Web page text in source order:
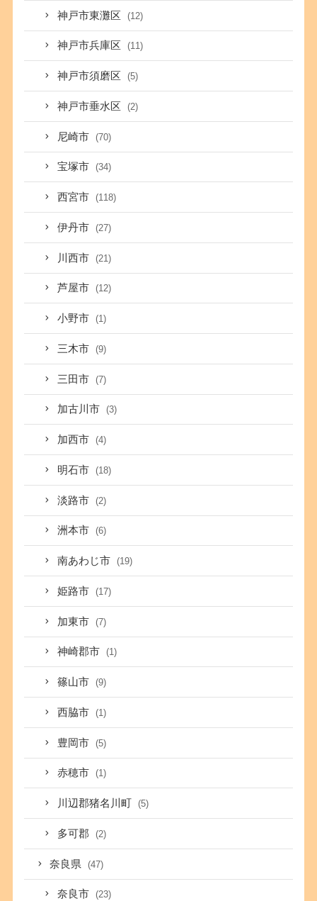
神戸市東灘区 (12)
神戸市兵庫区 (11)
神戸市須磨区 (5)
神戸市垂水区 (2)
尼崎市 (70)
宝塚市 (34)
西宮市 (118)
伊丹市 (27)
川西市 (21)
芦屋市 (12)
小野市 (1)
三木市 (9)
三田市 (7)
加古川市 (3)
加西市 (4)
明石市 (18)
淡路市 (2)
洲本市 (6)
南あわじ市 (19)
姫路市 (17)
加東市 (7)
神崎郡市 (1)
篠山市 (9)
西脇市 (1)
豊岡市 (5)
赤穂市 (1)
川辺郡猪名川町 (5)
多可郡 (2)
奈良県 (47)
奈良市 (23)